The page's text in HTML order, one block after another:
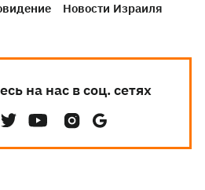
Новости Израиля
на нас в соц. сетях